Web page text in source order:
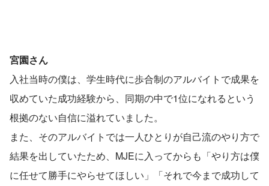
宮園さん
入社当時の僕は、学生時代に歩合制のアルバイトで成果を
収めていた成功経験から、同期の中で1位になれるという
根拠のない自信に溢れていました。
また、そのアルバイトでは一人ひとりが自己流のやり方で
結果を出していたため、MJEに入ってからも「やり方は僕
に任せて勝手にやらせてほしい」「それで今まで成功して